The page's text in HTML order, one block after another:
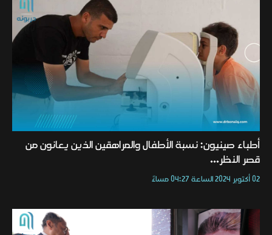
أطباء صينيون: نسبة الأطفال والمراهقين الذين يعانون من
قصر النظر...
02 أكتوبر 2024 الساعة 04:27 مساءً